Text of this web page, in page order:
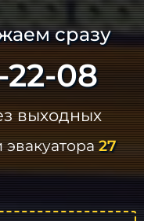
сразу
22-08
выходных
27